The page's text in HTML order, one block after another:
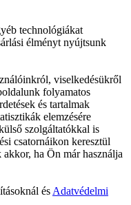
technológiákat
élményt nyújtsunk
viselkedésükről
folyamatos
és tartalmak
elemzésére
szolgáltatókkal is
csatornáikon keresztül
ha Ön már használja
és Adatvédelmi